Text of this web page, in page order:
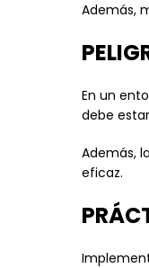
Además,
En un
debe
Además,
eficaz.